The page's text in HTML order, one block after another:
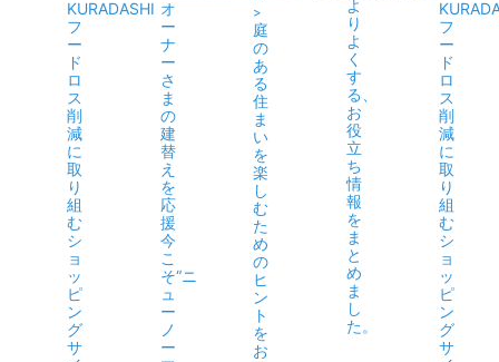
KURADASHI
フ
ー
ド
ロ
ス
削
減
に
取
り
組
む
シ
ョ
ッ
ピ
ン
グ
サ
オ
ー
ナ
ー
さ
ま
の
建
替
え
を
応
援
今
こ
そ“ニ
ュ
ー
ノ
ー
>
庭
の
あ
る
住
ま
い
を
楽
し
む
た
め
の
ヒ
ン
ト
を
お
よ
り
よ
く
す
る、
お
役
立
ち
情
報
を
ま
と
め
ま
し
た。
フ
ー
ド
ロ
ス
削
減
に
取
り
組
む
シ
ョ
ッ
ピ
ン
グ
サ